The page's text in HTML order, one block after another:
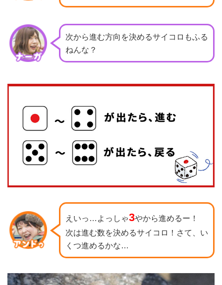
次から進む方向を決めるサイコロもふる
ねんな？
えいっ…よっしゃ3やから進めるー！
次は進む数を決めるサイコロ！さて、い
くつ進めるかな…